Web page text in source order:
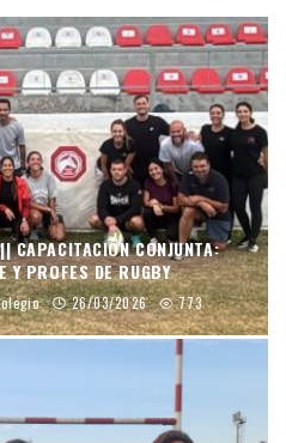
CAPACITACIÓN CONJUNTA:
Y PROFES DE RUGBY
26/03/2026 773